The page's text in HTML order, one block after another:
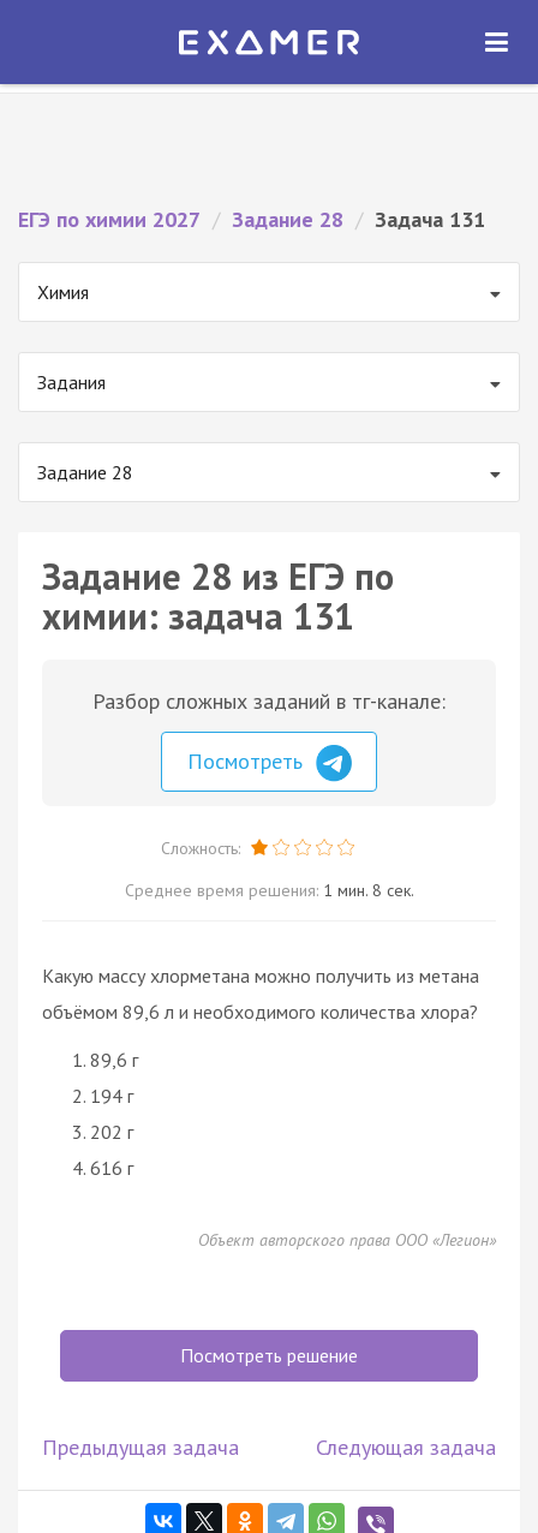
Экзамер — ЕГЭ 2027
ОТКРЫТЬ
ЕГЭ по химии 2027 / Задание 28 / Задача 131
Химия
Задания
Задание 28
Задание 28 из ЕГЭ по
химии: задача 131
Разбор сложных заданий в тг-канале:
Посмотреть
Сложность:
Среднее время решения: 1 мин. 8 сек.
Какую массу хлорметана можно получить из метана
объёмом 89,6 л и необходимого количества хлора?
89,6 г
194 г
202 г
616 г
Объект авторского права ООО «Легион»
Посмотреть решение
Предыдущая задача Следующая задача